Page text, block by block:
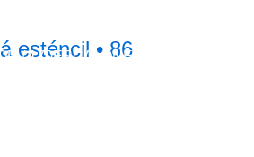
esténcil • 86
/170ESCALONES